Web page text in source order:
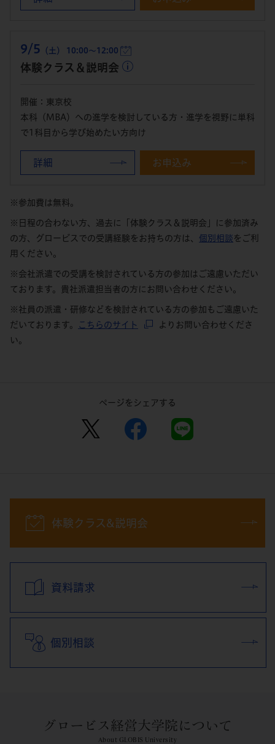
9/5 （土） 10:00～12:00
体験クラス＆説明会
開催：東京校
本科（MBA）への進学を検討している方・進学を視野に単科
で1科目から学び始めたい方向け
詳細 お申込み
※参加費は無料。
※日程の合わない方、過去に「体験クラス＆説明会」に参加済み
の方、グロービスでの受講経験をお持ちの方は、 個別相談 をご利
用ください。
※会社派遣での受講を検討されている方の参加はご遠慮いただい
ております。貴社派遣担当者の方にお問い合わせください。
※社員の派遣・研修などを検討されている方の参加もご遠慮いた
だいております。
こちらのサイト
よりお問い合わせくださ
い。
ページをシェアする
体験クラス&説明会
資料請求
個別相談
グロービス経営大学院について
About GLOBIS University